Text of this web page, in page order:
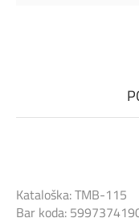
Kataloška: TMB-115
Bar koda: